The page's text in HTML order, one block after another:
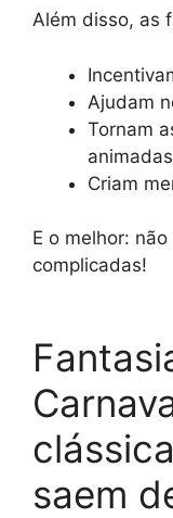
Além disso, as
Ajudam
Tornam
animadas
Criam
E o melhor:
complicadas!
saem